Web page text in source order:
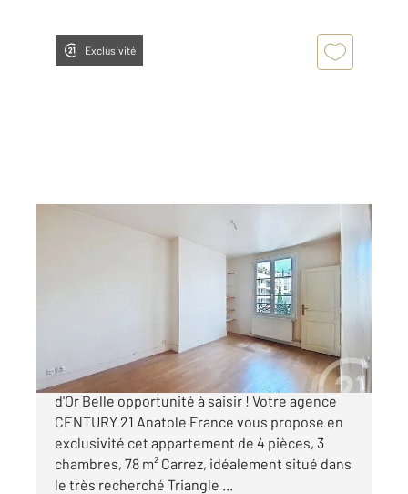
Exclusivité
Appartement F4 à vendre
659 000 €
Fort potentiel 4 pièces, 3 chambres Triangle
d'Or Belle opportunité à saisir ! Votre agence
CENTURY 21 Anatole France vous propose en
exclusivité cet appartement de 4 pièces, 3
chambres, 78 m² Carrez, idéalement situé dans
le très recherché Triangle ...